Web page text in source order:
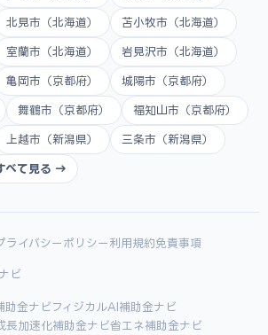
北見市（北海道） 苫小牧市（北海道）
室蘭市（北海道） 岩見沢市（北海道）
亀岡市（京都府） 城陽市（京都府）
舞鶴市（京都府） 福知山市（京都府）
上越市（新潟県） 三条市（新潟県）
べて見る →
ライバシーポリシー 利用規約免責事項
ビ
助金ナビ フィジカルAI補助金ナビ
長加速化補助金ナビ省エネ補助金ナビ